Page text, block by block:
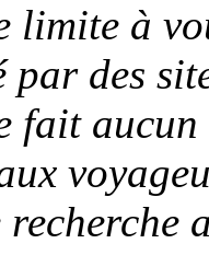
limite à
des
fait